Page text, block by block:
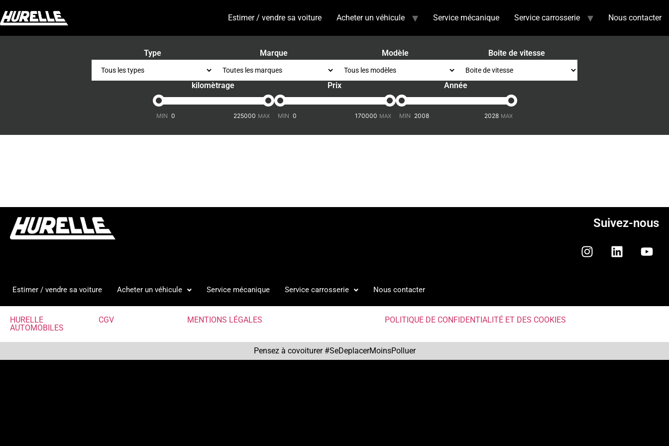
Estimer / vendre sa voiture Acheter un véhicule Service mécanique Service carrosserie Nous contacter
Type Marque Modèle Boite de vitesse
kilomètrage Prix Année
Suivez-nous
Estimer / vendre sa voiture Acheter un véhicule Service mécanique Service carrosserie Nous contacter
HURELLE
AUTOMOBILES
CGV MENTIONS LÉGALES POLITIQUE DE CONFIDENTIALITÉ ET DES COOKIES
Pensez à covoiturer #SeDeplacerMoinsPolluer